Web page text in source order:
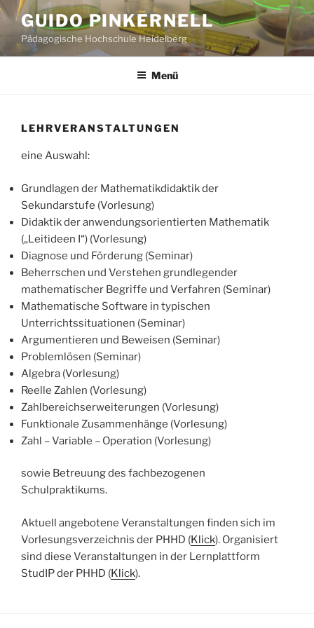
Zum
Inhalt
springen
GUIDO PINKERNELL
Pädagogische Hochschule Heidelberg
Menü
LEHRVERANSTALTUNGEN
eine Auswahl:
Grundlagen der Mathematikdidaktik der
Sekundarstufe (Vorlesung)
Didaktik der anwendungsorientierten Mathematik
(„Leitideen I“) (Vorlesung)
Diagnose und Förderung (Seminar)
Beherrschen und Verstehen grundlegender
mathematischer Begriffe und Verfahren (Seminar)
Mathematische Software in typischen
Unterrichtssituationen (Seminar)
Argumentieren und Beweisen (Seminar)
Problemlösen (Seminar)
Algebra (Vorlesung)
Reelle Zahlen (Vorlesung)
Zahlbereichserweiterungen (Vorlesung)
Funktionale Zusammenhänge (Vorlesung)
Zahl – Variable – Operation (Vorlesung)
sowie Betreuung des fachbezogenen
Schulpraktikums.
Aktuell angebotene Veranstaltungen finden sich im
Vorlesungsverzeichnis der PHHD (Klick). Organisiert
sind diese Veranstaltungen in der Lernplattform
StudIP der PHHD (Klick).